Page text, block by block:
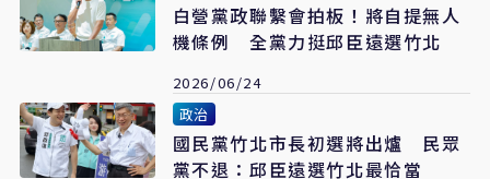
白營黨政聯繫會拍板！將自提無人
機條例 全黨力挺邱臣遠選竹北
2026/06/24
政治
國民黨竹北市長初選將出爐 民眾
黨不退：邱臣遠選竹北最恰當